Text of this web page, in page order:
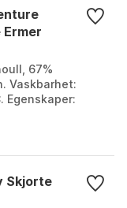
Ermer
67%
Vaskbarhet:
Egenskaper:
Skjorte